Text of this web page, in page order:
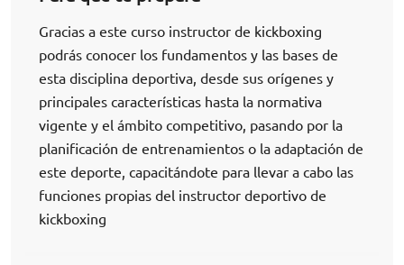
Gracias a este curso instructor de kickboxing
podrás conocer los fundamentos y las bases de
esta disciplina deportiva, desde sus orígenes y
principales características hasta la normativa
vigente y el ámbito competitivo, pasando por la
planificación de entrenamientos o la adaptación de
este deporte, capacitándote para llevar a cabo las
funciones propias del instructor deportivo de
kickboxing